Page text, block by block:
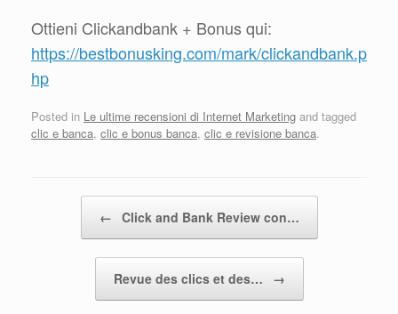
Ottieni Clickandbank + Bonus qui:
https://bestbonusking.com/mark/clickandbank.p
hp
Posted in Le ultime recensioni di Internet Marketing and tagged
clic e banca, clic e bonus banca, clic e revisione banca.
← Click and Bank Review con…
Revue des clics et des… →